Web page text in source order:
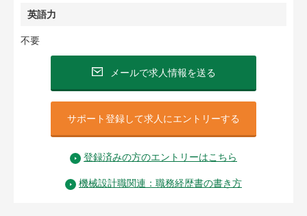
英語力
不要
メールで求人情報を送る
サポート登録して求人にエントリーする
登録済みの方のエントリーはこちら
機械設計職関連：職務経歴書の書き方